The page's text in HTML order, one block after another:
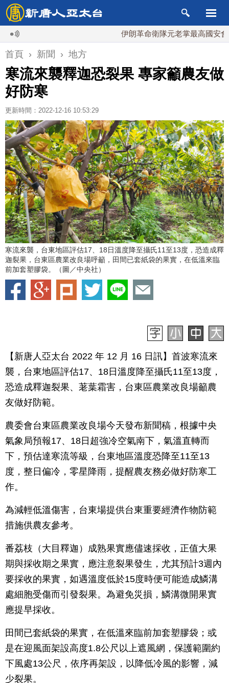
伊朗革命衛隊元老掌最高國安會 內鬥
首頁 › 新聞 › 地方
寒流來襲釋迦恐裂果 專家籲農友做
好防寒
更新時間：2022-12-16 10:53:29
寒流來襲，台東地區評估17、18日溫度降至攝氏11至13度，恐造成釋
迦裂果，台東區農業改良場呼籲，田間已套紙袋的果實，在低溫來臨
前加套塑膠袋。（圖／中央社）
【新唐人亞太台 2022 年 12 月 16 日訊】首波寒流來
襲，台東地區評估17、18日溫度降至攝氏11至13度，
恐造成釋迦裂果、荖葉霜害，台東區農業改良場籲農
友做好防範。
農委會台東區農業改良場今天發布新聞稿，根據中央
氣象局預報17、18日超強冷空氣南下，氣溫直轉而
下，預估達寒流等級，台東地區溫度恐降至11至13
度，整日偏冷，零星降雨，提醒農友務必做好防寒工
作。
為減輕低溫傷害，台東場提供台東重要經濟作物防範
措施供農友參考。
番荔枝（大目釋迦）成熟果實應儘速採收，正值大果
期與採收期之果實，應注意裂果發生，尤其預計3週內
要採收的果實，如遇溫度低於15度時便可能造成鱗溝
處細胞受傷而引發裂果。為避免災損，鱗溝微開果實
應提早採收。
田間已套紙袋的果實，在低溫來臨前加套塑膠袋；或
是在迎風面架設高度1.8公尺以上遮風網，保護範圍約
下風處13公尺，依序再架設，以降低冷風的影響，減
少裂果。